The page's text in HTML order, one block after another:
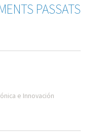
PASSATS
e Innovación